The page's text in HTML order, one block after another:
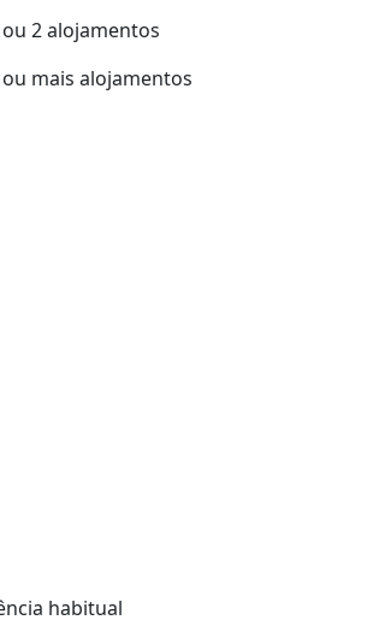
2 alojamentos
mais alojamentos
habitual